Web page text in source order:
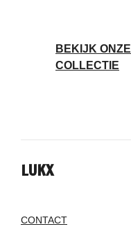
BEKIJK ONZE
COLLECTIE
LUKX
CONTACT